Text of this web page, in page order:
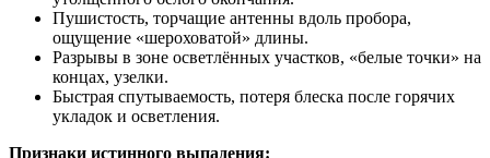
Пушистость, торчащие антенны вдоль пробора,
ощущение «шероховатой» длины.
Разрывы в зоне осветлённых участков, «белые точки» на
концах, узелки.
Быстрая спутываемость, потеря блеска после горячих
укладок и осветления.
Признаки истинного выпадения: